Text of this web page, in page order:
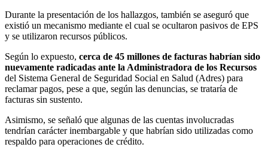
Durante la presentación de los hallazgos, también se aseguró que
existió un mecanismo mediante el cual se ocultaron pasivos de EPS
y se utilizaron recursos públicos.
Según lo expuesto, cerca de 45 millones de facturas habrían sido
nuevamente radicadas ante la Administradora de los Recursos
del Sistema General de Seguridad Social en Salud (Adres) para
reclamar pagos, pese a que, según las denuncias, se trataría de
facturas sin sustento.
Asimismo, se señaló que algunas de las cuentas involucradas
tendrían carácter inembargable y que habrían sido utilizadas como
respaldo para operaciones de crédito.